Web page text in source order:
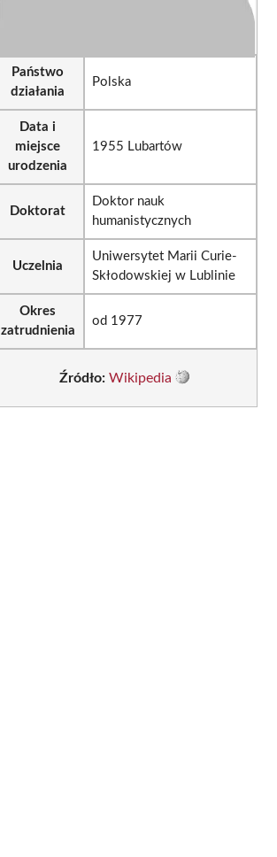
Państwo
działania
Polska
Data i
miejsce
urodzenia
1955 Lubartów
Doktorat
Doktor nauk
humanistycznych
Uczelnia
Uniwersytet Marii Curie-
Skłodowskiej w Lublinie
Okres
zatrudnienia
od 1977
Źródło: Wikipedia